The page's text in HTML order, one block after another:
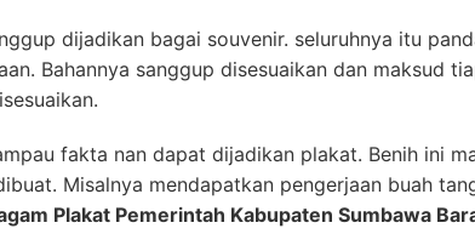
dijadikan bagai souvenir. seluruhnya itu
Bahannya sanggup disesuaikan dan maksud
fakta nan dapat dijadikan plakat. Benih ini
Misalnya mendapatkan pengerjaan buah
Plakat Pemerintah Kabupaten Sumbawa